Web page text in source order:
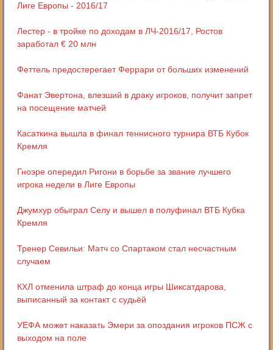
Лиге Европы - 2016/17
Лестер - в тройке по доходам в ЛЧ-2016/17, Ростов
заработал € 20 млн
Феттель предостерегает Феррари от больших изменений
Фанат Эвертона, влезший в драку игроков, получит запрет
на посещение матчей
Касаткина вышла в финал теннисного турнира ВТБ Кубок
Кремля
Гноэре опередил Ригони в борьбе за звание лучшего
игрока недели в Лиге Европы
Джумхур обыграл Селу и вышел в полуфинал ВТБ Кубка
Кремля
Тренер Севильи: Матч со Спартаком стал несчастным
случаем
КХЛ отменила штраф до конца игры Шиксатдарова,
выписанный за контакт с судьёй
УЕФА может наказать Эмери за опоздания игроков ПСЖ с
выходом на поле